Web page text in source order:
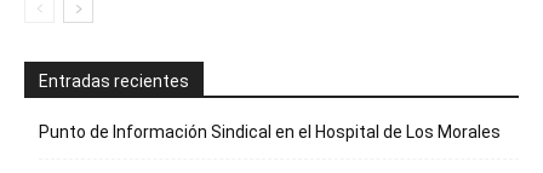
Entradas recientes
Punto de Información Sindical en el Hospital de Los Morales